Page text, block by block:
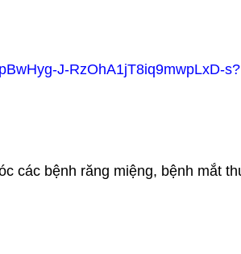
J-RzOhA1jT8iq9mwpLxD-s?
các bệnh răng miệng, bệnh mắt